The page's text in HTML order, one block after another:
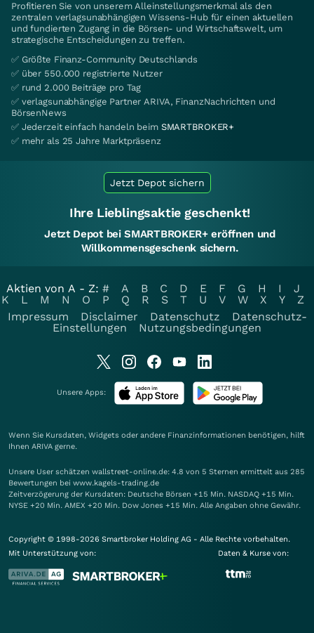
Profitieren Sie von unserem Alleinstellungsmerkmal als den
zentralen verlagsunabhängigen Wissens-Hub für einen aktuellen
und fundierten Zugang in die Börsen- und Wirtschaftswelt, um
strategische Entscheidungen zu treffen.
✅ Größte Finanz-Community Deutschlands
✅ über 550.000 registrierte Nutzer
✅ rund 2.000 Beiträge pro Tag
✅ verlagsunabhängige Partner ARIVA, FinanzNachrichten und
BörsenNews
✅ Jederzeit einfach handeln beim SMARTBROKER+
✅ mehr als 25 Jahre Marktpräsenz
Jetzt Depot sichern
Ihre Lieblingsaktie geschenkt!
Jetzt Depot bei SMARTBROKER+ eröffnen und
Willkommensgeschenk sichern.
Aktien von A - Z: # A B C D E F G H I
J
K
L M N O P Q R S T U V W X Y
Z
Impressum
Disclaimer Datenschutz
Datenschutz-
Einstellungen
Nutzungsbedingungen
Unsere Apps:
Wenn Sie Kursdaten, Widgets oder andere Finanzinformationen benötigen, hilft
Ihnen ARIVA gerne.
Unsere User schätzen wallstreet-online.de: 4.8 von 5 Sternen ermittelt aus 285
Bewertungen bei www.kagels-trading.de
Zeitverzögerung der Kursdaten: Deutsche Börsen +15 Min. NASDAQ +15 Min.
NYSE +20 Min. AMEX +20 Min. Dow Jones +15 Min. Alle Angaben ohne Gewähr.
Copyright © 1998-2026 Smartbroker Holding AG - Alle Rechte vorbehalten.
Mit Unterstützung von:
Daten & Kurse von: